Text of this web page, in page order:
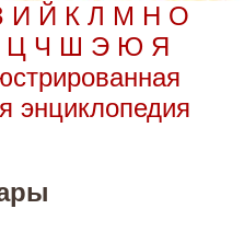
И Й К Л М Н О
Ц Ч Ш Э Ю Я
энциклопедия